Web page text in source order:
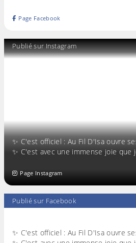
Page Facebook
Publié sur Instagram
✨ C'est officiel : Au Fil D'Isa ouvre
✨ C'est avec une immense joie que
Page Instagram
Publié sur Facebook
✨ C'est officiel : Au Fil D'Isa ouvre